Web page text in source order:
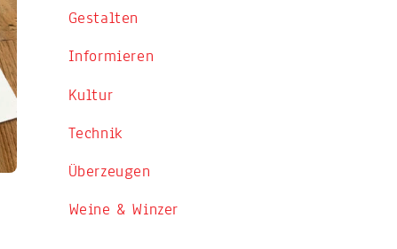
Gestalten
Informieren
Kultur
Technik
Überzeugen
Weine & Winzer